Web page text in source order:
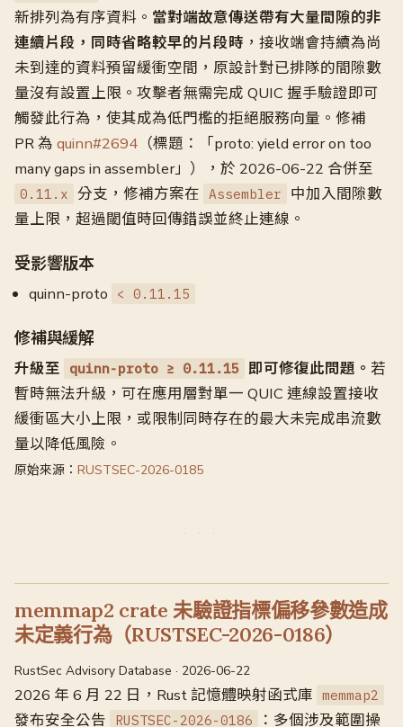
新排列為有序資料。 當對端故意傳送帶有大量間隙的非
連續片段，同時省略較早的片段時 ，接收端會持續為尚
未到達的資料預留緩衝空間，原設計對已排隊的間隙數
量沒有設置上限。攻擊者無需完成 QUIC 握手驗證即可
觸發此行為，使其成為低門檻的拒絕服務向量。修補
PR 為 quinn#2694 （標題：「proto: yield error on too
many gaps in assembler」），於 2026-06-22 合併至
0.11.x 分支，修補方案在 Assembler
中加入間隙數
量上限，超過閾值時回傳錯誤並終止連線。
受影響版本
quinn-proto < 0.11.15
修補與緩解
升級至 quinn-proto ≥ 0.11.15 即可修復此問題。 若
暫時無法升級，可在應用層對單一 QUIC 連線設置接收
緩衝區大小上限，或限制同時存在的最大未完成串流數
量以降低風險。
原始來源： RUSTSEC-2026-0185
memmap2 crate 未驗證指標偏移參數造成
未定義行為（RUSTSEC-2026-0186）
RustSec Advisory Database · 2026-06-22
2026 年 6 月 22 日，Rust 記憶體映射函式庫 memmap2
發布安全公告 RUSTSEC-2026-0186
：多個涉及範圍操